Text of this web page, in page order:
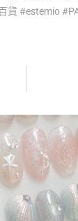
貨 #estemio